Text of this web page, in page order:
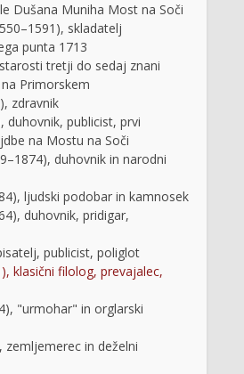
Dušana Muniha Most na Soči
skladatelj
punta 1713
tretji do sedaj znani
Primorskem
zdravnik
duhovnik, publicist, prvi
na Mostu na Soči
duhovnik in narodni
ljudski podobar in kamnosek
duhovnik, pridigar,
publicist, poliglot
klasični filolog, prevajalec,
"urmohar" in orglarski
zemljemerec in deželni